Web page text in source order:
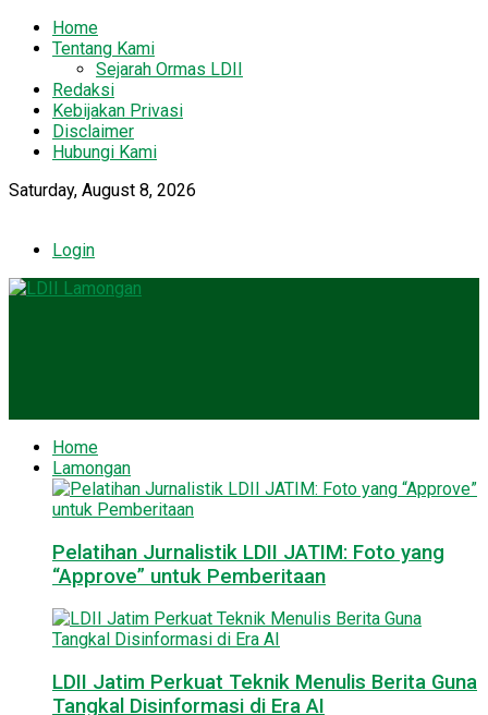
Home
Tentang Kami
Sejarah Ormas LDII
Redaksi
Kebijakan Privasi
Disclaimer
Hubungi Kami
Saturday, August 8, 2026
Login
Home
Lamongan
Pelatihan Jurnalistik LDII JATIM: Foto yang
“Approve” untuk Pemberitaan
LDII Jatim Perkuat Teknik Menulis Berita Guna
Tangkal Disinformasi di Era AI